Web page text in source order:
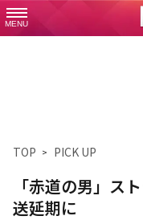
MENU
TOP PICK UP
「赤道の男」ス
送延期に